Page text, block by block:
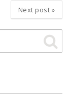
Next post »